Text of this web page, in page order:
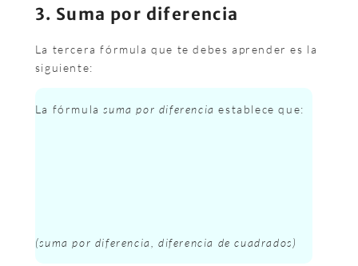
3. Suma por diferencia
La tercera fórmula que te debes aprender es la
siguiente:
La fórmulasuma por diferencia establece que:
(suma por diferencia, diferencia de cuadrados)